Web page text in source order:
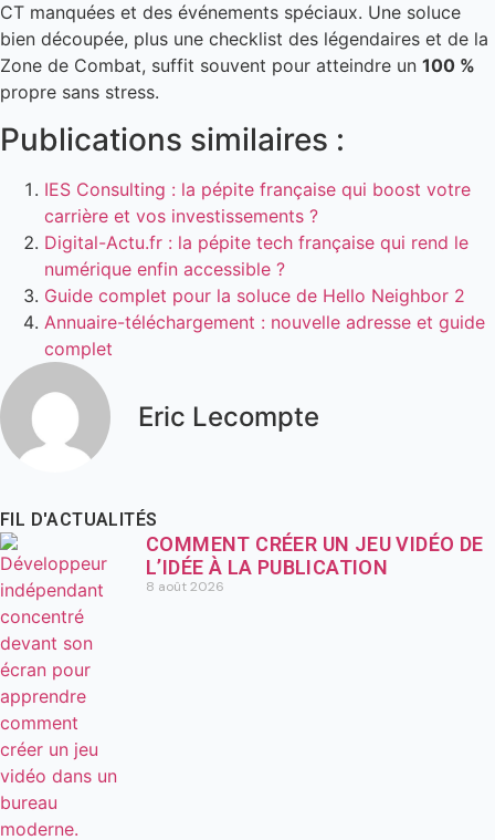
CT manquées et des événements spéciaux. Une soluce
bien découpée, plus une checklist des légendaires et de la
Zone de Combat, suffit souvent pour atteindre un 100 %
propre sans stress.
Publications similaires :
IES Consulting : la pépite française qui boost votre
carrière et vos investissements ?
Digital-Actu.fr : la pépite tech française qui rend le
numérique enfin accessible ?
Guide complet pour la soluce de Hello Neighbor 2
Annuaire-téléchargement : nouvelle adresse et guide
complet
Eric Lecompte
FIL D'ACTUALITÉS
COMMENT CRÉER UN JEU VIDÉO DE
L’IDÉE À LA PUBLICATION
8 août 2026